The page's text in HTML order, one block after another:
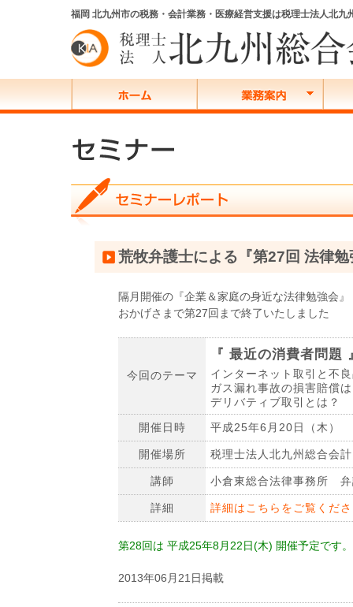
福岡 北九州市の税務・会計業務・医療経営支援は税理士法人北九
荒牧弁護士による『第27回 法律
隔月開催の『企業＆家庭の身近な法律勉強会』
おかげさまで第27回まで終了いたしました
今回のテーマ
『 最近の消費者問題
インターネット取引と不
ガス漏れ事故の損害賠償
デリバティブ取引とは？
開催日時
平成25年6月20日（木）
開催場所 税理士法人北九州総合会
講師 小倉東総合法律事務
詳細 詳細はこちらをご覧くだ
第28回は 平成25年8月22日(木) 開催予定です
2013年06月21日掲載